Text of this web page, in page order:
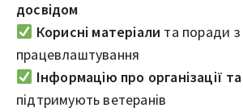
досвідом
Корисні матеріали та поради з
працевлаштування
Інформацію про організації та
підтримують ветеранів